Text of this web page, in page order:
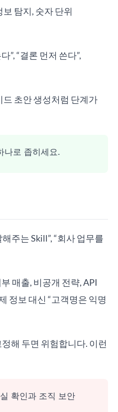
탐지, 숫자 단위
”, “결론 먼저 쓴다”,
드 초안 생성처럼 단계가
나로 좁히세요.
주는 Skill”, “회사 업무를
매출, 비공개 전략, API
정보 대신 “고객명은 익명
해 두면 위험합니다. 이런
확인과 조직 보안